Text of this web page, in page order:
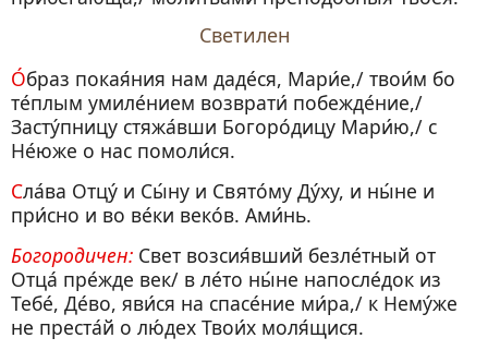
Светилен
О́браз покая́ния нам даде́ся, Мари́е,/ твои́м бо
те́плым умиле́нием возврати́ побежде́ние,/
Засту́пницу стяжа́вши Богоро́дицу Мари́ю,/ с
Не́юже о нас помоли́ся.
Сла́ва Отцу́ и Сы́ну и Свято́му Ду́ху, и ны́не и
при́сно и во ве́ки веко́в. Ами́нь.
Богородичен: Свет возсия́вший безле́тный от
Отца́ пре́жде век/ в ле́то ны́не напосле́док из
Тебе́, Де́во, яви́ся на спасе́ние ми́ра,/ к Нему́же
не преста́й о лю́дех Твои́х моля́щися.